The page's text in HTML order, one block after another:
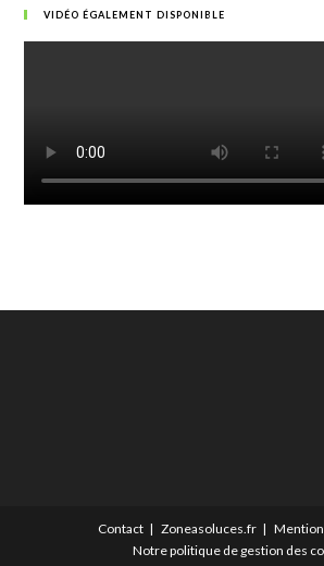
VIDÉO ÉGALEMENT DISPONIBLE
Contact Zoneasoluces.fr
Notre politique de gestion des